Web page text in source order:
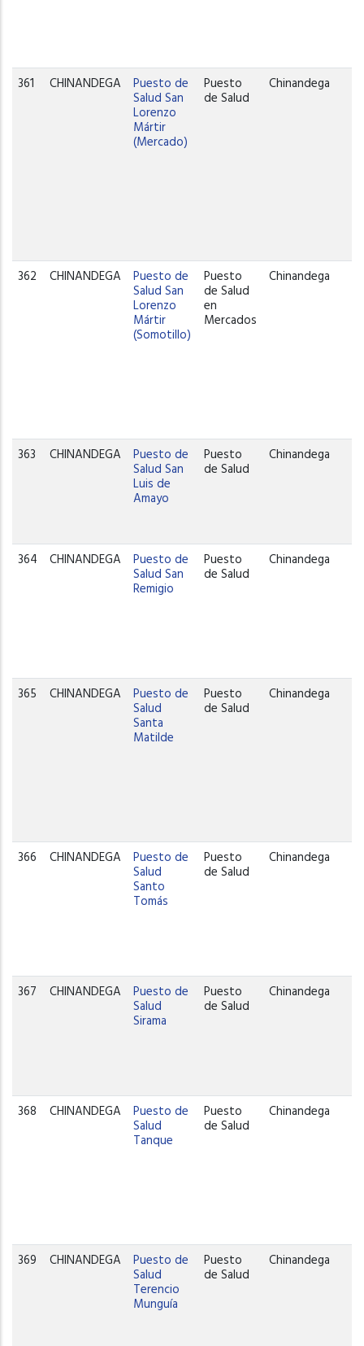
361 CHINANDEGA Puesto de
Salud San
Lorenzo
Mártir
(Mercado)
Puesto
de Salud
Chinandega
362 CHINANDEGA Puesto de
Salud San
Lorenzo
Mártir
(Somotillo)
Puesto
de Salud
en
Mercados
Chinandega
363 CHINANDEGA Puesto de
Salud San
Luis de
Amayo
Puesto
de Salud
Chinandega
364 CHINANDEGA Puesto de
Salud San
Remigio
Puesto
de Salud
Chinandega
365 CHINANDEGA Puesto de
Salud
Santa
Matilde
Puesto
de Salud
Chinandega
366 CHINANDEGA Puesto de
Salud
Santo
Tomás
Puesto
de Salud
Chinandega
367 CHINANDEGA Puesto de
Salud
Sirama
Puesto
de Salud
Chinandega
368 CHINANDEGA Puesto de
Salud
Tanque
Puesto
de Salud
Chinandega
369 CHINANDEGA Puesto de
Salud
Terencio
Munguía
Puesto
de Salud
Chinandega